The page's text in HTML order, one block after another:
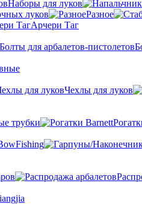
Наборы для луков
луков
Разное
Арчери Таг
Чехлы для луков
трубки